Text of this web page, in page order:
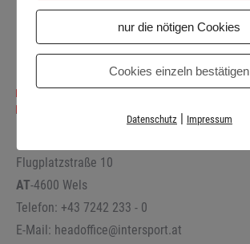
E-Mail: service@intersport.de
Händlerlocator:
www.intersport.de
Flugplatzstraße 10
AT-4600 Wels
Telefon: +43 7242 233 - 0
E-Mail: headoffice@intersport.at
nur die nötigen Cookies
Cookies einzeln bestätigen
Datenschutz | Impressum